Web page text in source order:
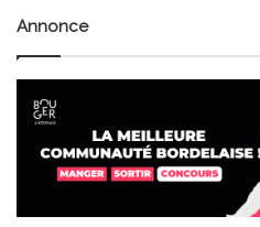
Annonce